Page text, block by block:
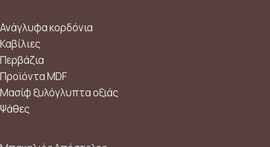
Ανάγλυφα κορδόνια
Καβίλιες
Περβάζια
Προϊόντα MDF
Μασίφ ξυλόγλυπτα οξιάς
Ψάθες